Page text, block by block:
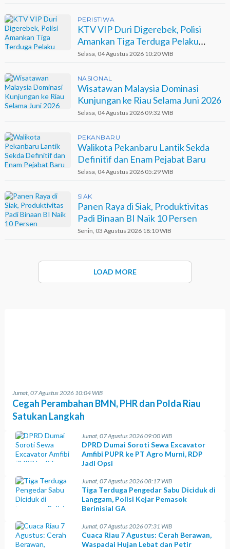
PERISTIWA
KTV VIP Duri Digerebek, Polisi
Amankan Tiga Terduga Pelaku
Narkotika
Selasa, 04 Agustus 2026 10:20 WIB
NASIONAL
Wisatawan Malaysia Dominasi
Kunjungan ke Riau Selama Juni 2026
Selasa, 04 Agustus 2026 09:32 WIB
PEKANBARU
Walikota Pekanbaru Lantik Sekda
Definitif dan Enam Pejabat Baru
Selasa, 04 Agustus 2026 05:29 WIB
SIAK
Panen Raya di Siak, Produktivitas
Padi Binaan BI Naik 10 Persen
Senin, 03 Agustus 2026 18:10 WIB
LOAD MORE
Jumat, 07 Agustus 2026 10:04 WIB
Cegah Perambahan BMN, PHR dan Polda Riau
Satukan Langkah
Jumat, 07 Agustus 2026 09:00 WIB
DPRD Dumai Soroti Sewa Excavator
Amfibi PUPR ke PT Agro Murni, RDP
Jadi Opsi
Jumat, 07 Agustus 2026 08:17 WIB
Tiga Terduga Pengedar Sabu Diciduk di
Langgam, Polisi Kejar Pemasok
Berinisial GA
Jumat, 07 Agustus 2026 07:31 WIB
Cuaca Riau 7 Agustus: Cerah Berawan,
Waspadai Hujan Lebat dan Petir